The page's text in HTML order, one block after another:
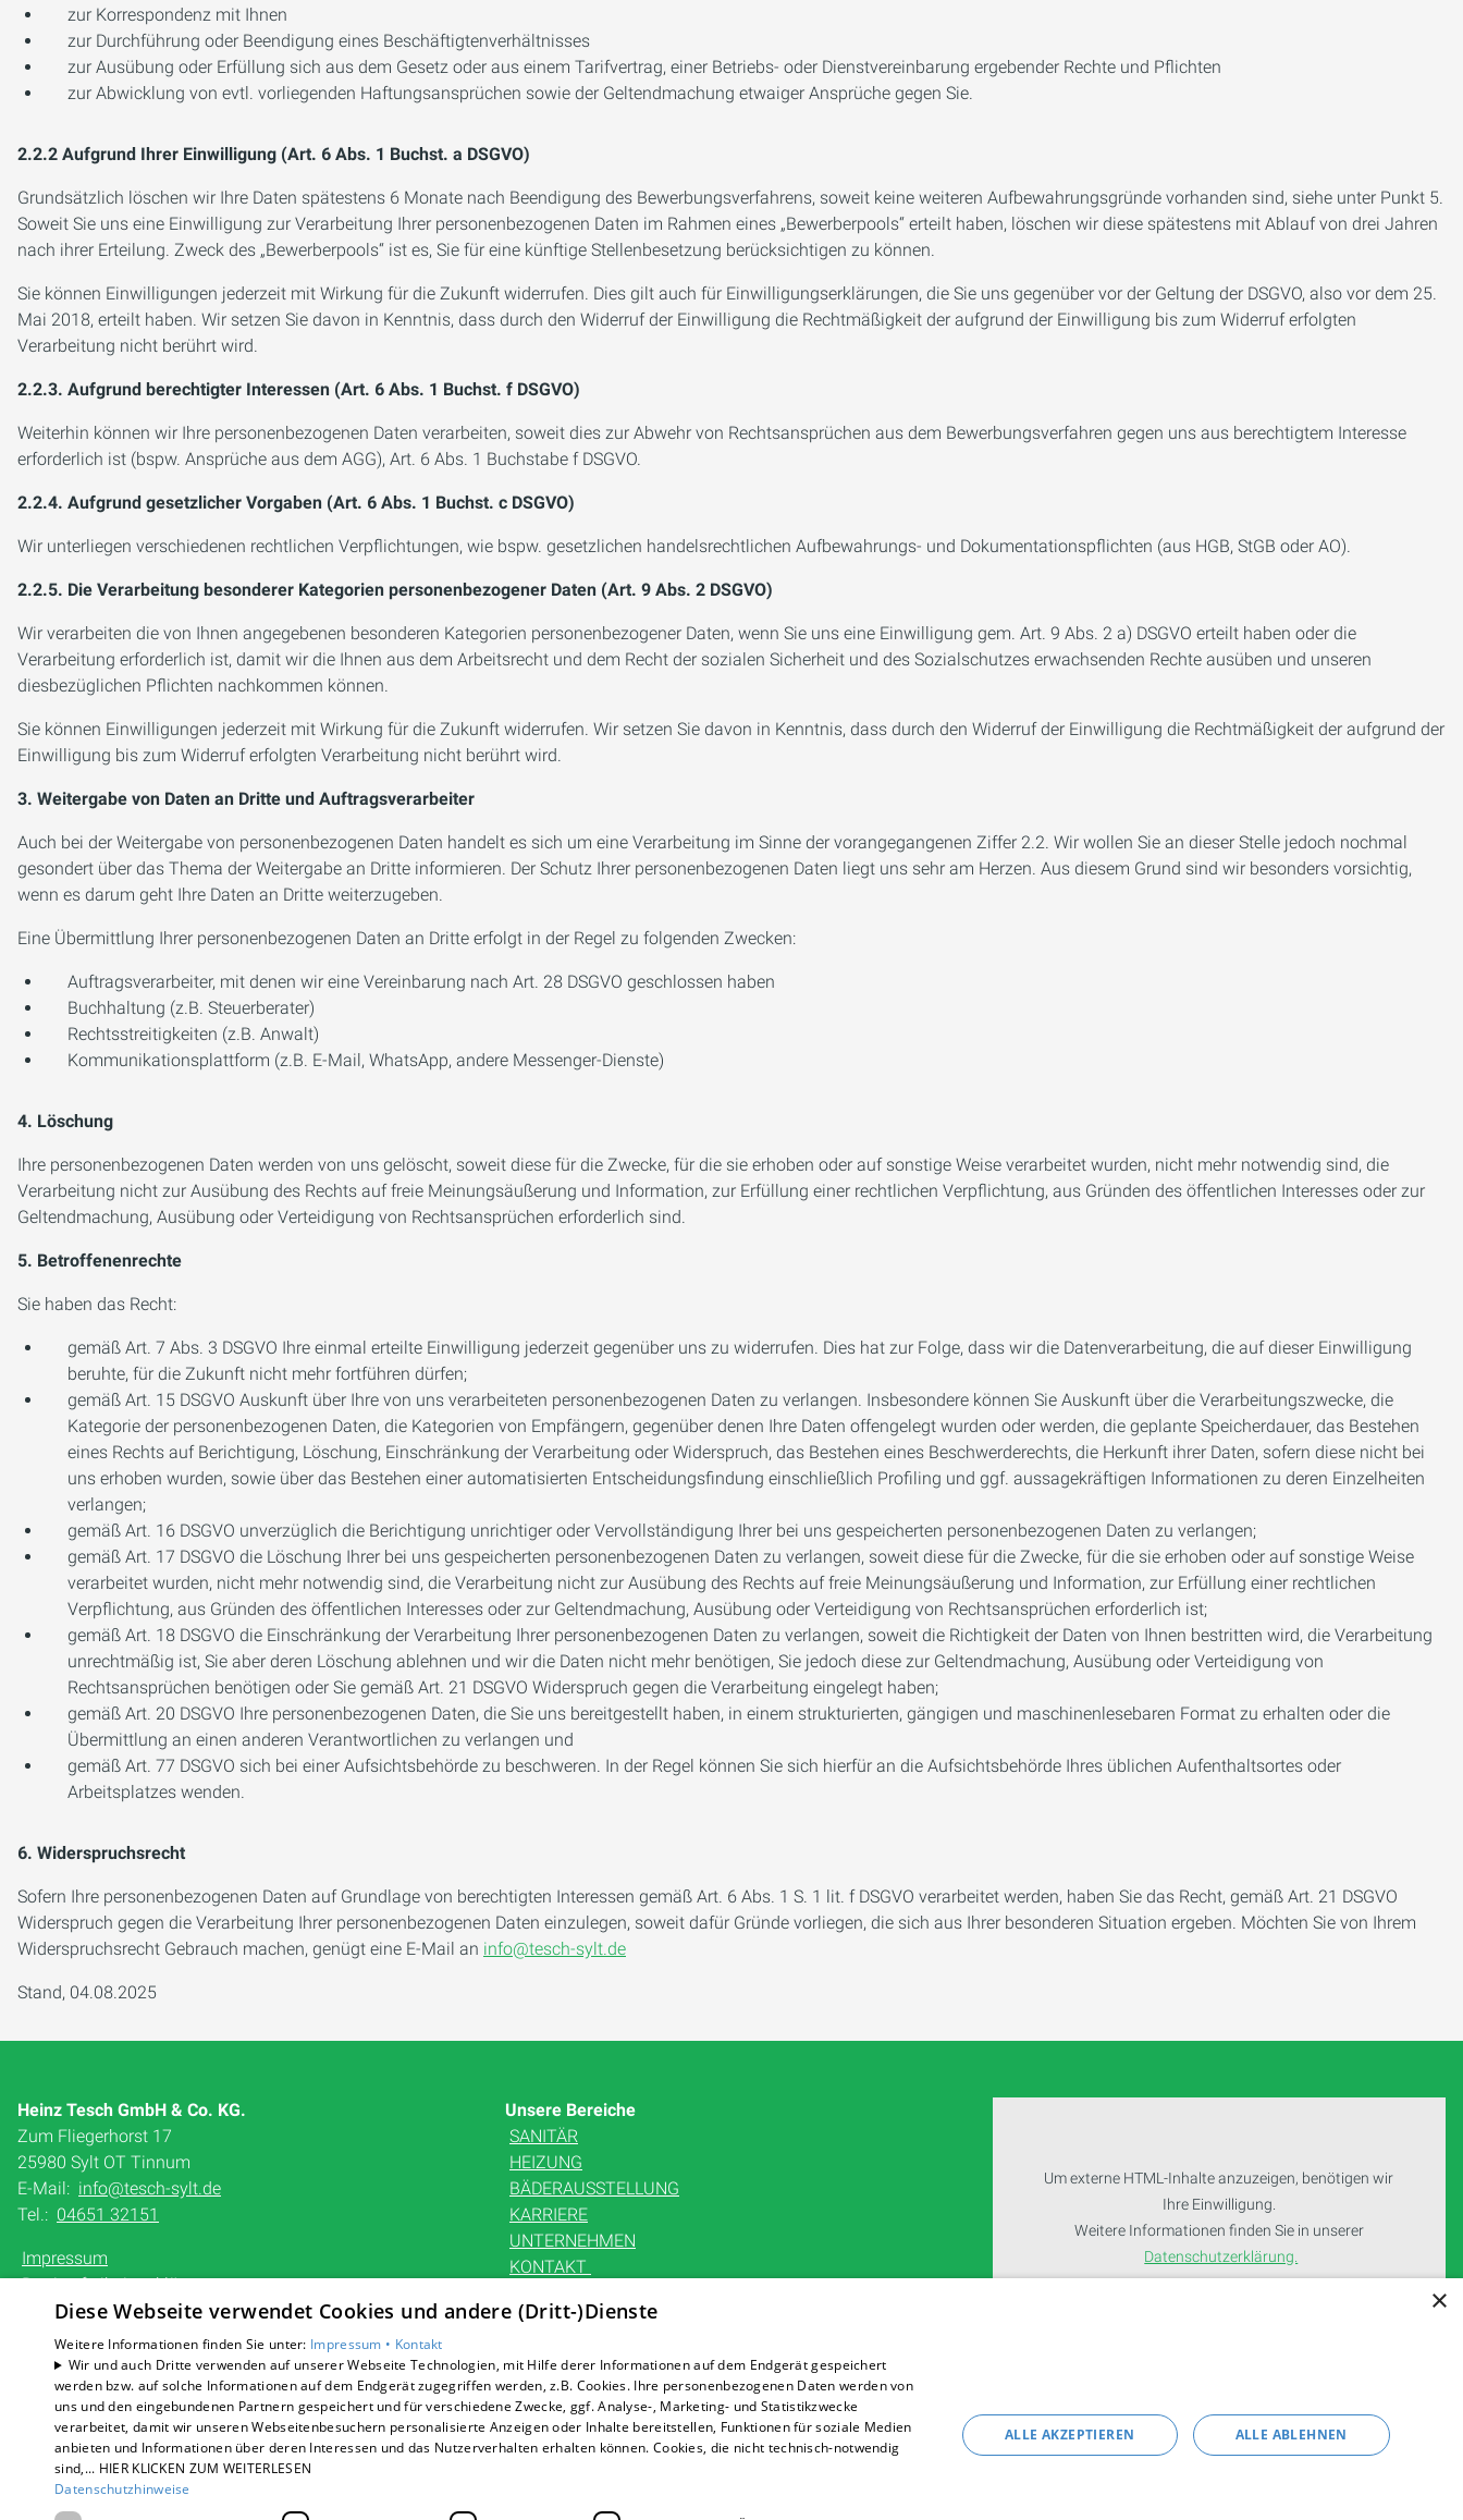
zur Korrespondenz mit Ihnen
zur Durchführung oder Beendigung eines Beschäftigtenverhältnisses
zur Ausübung oder Erfüllung sich aus dem Gesetz oder aus einem Tarifvertrag, einer Betriebs- oder Dienstvereinbarung ergebender Rechte und Pflichten
zur Abwicklung von evtl. vorliegenden Haftungsansprüchen sowie der Geltendmachung etwaiger Ansprüche gegen Sie.
2.2.2 Aufgrund Ihrer Einwilligung (Art. 6 Abs. 1 Buchst. a DSGVO)
Grundsätzlich löschen wir Ihre Daten spätestens 6 Monate nach Beendigung des Bewerbungsverfahrens, soweit keine weiteren Aufbewahrungsgründe vorhanden sind, siehe unter Punkt 5.
Soweit Sie uns eine Einwilligung zur Verarbeitung Ihrer personenbezogenen Daten im Rahmen eines „Bewerberpools“ erteilt haben, löschen wir diese spätestens mit Ablauf von drei Jahren
nach ihrer Erteilung. Zweck des „Bewerberpools“ ist es, Sie für eine künftige Stellenbesetzung berücksichtigen zu können.
Sie können Einwilligungen jederzeit mit Wirkung für die Zukunft widerrufen. Dies gilt auch für Einwilligungserklärungen, die Sie uns gegenüber vor der Geltung der DSGVO, also vor dem 25.
Mai 2018, erteilt haben. Wir setzen Sie davon in Kenntnis, dass durch den Widerruf der Einwilligung die Rechtmäßigkeit der aufgrund der Einwilligung bis zum Widerruf erfolgten
Verarbeitung nicht berührt wird.
2.2.3. Aufgrund berechtigter Interessen (Art. 6 Abs. 1 Buchst. f DSGVO)
Weiterhin können wir Ihre personenbezogenen Daten verarbeiten, soweit dies zur Abwehr von Rechtsansprüchen aus dem Bewerbungsverfahren gegen uns aus berechtigtem Interesse
erforderlich ist (bspw. Ansprüche aus dem AGG), Art. 6 Abs. 1 Buchstabe f DSGVO.
2.2.4. Aufgrund gesetzlicher Vorgaben (Art. 6 Abs. 1 Buchst. c DSGVO)
Wir unterliegen verschiedenen rechtlichen Verpflichtungen, wie bspw. gesetzlichen handelsrechtlichen Aufbewahrungs- und Dokumentationspflichten (aus HGB, StGB oder AO).
2.2.5. Die Verarbeitung besonderer Kategorien personenbezogener Daten (Art. 9 Abs. 2 DSGVO)
Wir verarbeiten die von Ihnen angegebenen besonderen Kategorien personenbezogener Daten, wenn Sie uns eine Einwilligung gem. Art. 9 Abs. 2 a) DSGVO erteilt haben oder die
Verarbeitung erforderlich ist, damit wir die Ihnen aus dem Arbeitsrecht und dem Recht der sozialen Sicherheit und des Sozialschutzes erwachsenden Rechte ausüben und unseren
diesbezüglichen Pflichten nachkommen können.
Sie können Einwilligungen jederzeit mit Wirkung für die Zukunft widerrufen. Wir setzen Sie davon in Kenntnis, dass durch den Widerruf der Einwilligung die Rechtmäßigkeit der aufgrund der
Einwilligung bis zum Widerruf erfolgten Verarbeitung nicht berührt wird.
3. Weitergabe von Daten an Dritte und Auftragsverarbeiter
Auch bei der Weitergabe von personenbezogenen Daten handelt es sich um eine Verarbeitung im Sinne der vorangegangenen Ziffer 2.2. Wir wollen Sie an dieser Stelle jedoch nochmal
gesondert über das Thema der Weitergabe an Dritte informieren. Der Schutz Ihrer personenbezogenen Daten liegt uns sehr am Herzen. Aus diesem Grund sind wir besonders vorsichtig,
wenn es darum geht Ihre Daten an Dritte weiterzugeben.
Eine Übermittlung Ihrer personenbezogenen Daten an Dritte erfolgt in der Regel zu folgenden Zwecken:
Auftragsverarbeiter, mit denen wir eine Vereinbarung nach Art. 28 DSGVO geschlossen haben
Buchhaltung (z.B. Steuerberater)
Rechtsstreitigkeiten (z.B. Anwalt)
Kommunikationsplattform (z.B. E-Mail, WhatsApp, andere Messenger-Dienste)
4. Löschung
Ihre personenbezogenen Daten werden von uns gelöscht, soweit diese für die Zwecke, für die sie erhoben oder auf sonstige Weise verarbeitet wurden, nicht mehr notwendig sind, die
Verarbeitung nicht zur Ausübung des Rechts auf freie Meinungsäußerung und Information, zur Erfüllung einer rechtlichen Verpflichtung, aus Gründen des öffentlichen Interesses oder zur
Geltendmachung, Ausübung oder Verteidigung von Rechtsansprüchen erforderlich sind.
5. Betroffenenrechte
Sie haben das Recht:
gemäß Art. 7 Abs. 3 DSGVO Ihre einmal erteilte Einwilligung jederzeit gegenüber uns zu widerrufen. Dies hat zur Folge, dass wir die Datenverarbeitung, die auf dieser Einwilligung
beruhte, für die Zukunft nicht mehr fortführen dürfen;
gemäß Art. 15 DSGVO Auskunft über Ihre von uns verarbeiteten personenbezogenen Daten zu verlangen. Insbesondere können Sie Auskunft über die Verarbeitungszwecke, die
Kategorie der personenbezogenen Daten, die Kategorien von Empfängern, gegenüber denen Ihre Daten offengelegt wurden oder werden, die geplante Speicherdauer, das Bestehen
eines Rechts auf Berichtigung, Löschung, Einschränkung der Verarbeitung oder Widerspruch, das Bestehen eines Beschwerderechts, die Herkunft ihrer Daten, sofern diese nicht bei
uns erhoben wurden, sowie über das Bestehen einer automatisierten Entscheidungsfindung einschließlich Profiling und ggf. aussagekräftigen Informationen zu deren Einzelheiten
verlangen;
gemäß Art. 16 DSGVO unverzüglich die Berichtigung unrichtiger oder Vervollständigung Ihrer bei uns gespeicherten personenbezogenen Daten zu verlangen;
gemäß Art. 17 DSGVO die Löschung Ihrer bei uns gespeicherten personenbezogenen Daten zu verlangen, soweit diese für die Zwecke, für die sie erhoben oder auf sonstige Weise
verarbeitet wurden, nicht mehr notwendig sind, die Verarbeitung nicht zur Ausübung des Rechts auf freie Meinungsäußerung und Information, zur Erfüllung einer rechtlichen
Verpflichtung, aus Gründen des öffentlichen Interesses oder zur Geltendmachung, Ausübung oder Verteidigung von Rechtsansprüchen erforderlich ist;
gemäß Art. 18 DSGVO die Einschränkung der Verarbeitung Ihrer personenbezogenen Daten zu verlangen, soweit die Richtigkeit der Daten von Ihnen bestritten wird, die Verarbeitung
unrechtmäßig ist, Sie aber deren Löschung ablehnen und wir die Daten nicht mehr benötigen, Sie jedoch diese zur Geltendmachung, Ausübung oder Verteidigung von
Rechtsansprüchen benötigen oder Sie gemäß Art. 21 DSGVO Widerspruch gegen die Verarbeitung eingelegt haben;
gemäß Art. 20 DSGVO Ihre personenbezogenen Daten, die Sie uns bereitgestellt haben, in einem strukturierten, gängigen und maschinenlesebaren Format zu erhalten oder die
Übermittlung an einen anderen Verantwortlichen zu verlangen und
gemäß Art. 77 DSGVO sich bei einer Aufsichtsbehörde zu beschweren. In der Regel können Sie sich hierfür an die Aufsichtsbehörde Ihres üblichen Aufenthaltsortes oder
Arbeitsplatzes wenden.
6. Widerspruchsrecht
Sofern Ihre personenbezogenen Daten auf Grundlage von berechtigten Interessen gemäß Art. 6 Abs. 1 S. 1 lit. f DSGVO verarbeitet werden, haben Sie das Recht, gemäß Art. 21 DSGVO
Widerspruch gegen die Verarbeitung Ihrer personenbezogenen Daten einzulegen, soweit dafür Gründe vorliegen, die sich aus Ihrer besonderen Situation ergeben. Möchten Sie von Ihrem
Widerspruchsrecht Gebrauch machen, genügt eine E-Mail an info@tesch-sylt.de
Stand, 04.08.2025
Heinz Tesch GmbH & Co. KG.
Zum Fliegerhorst 17
25980 Sylt OT Tinnum
E-Mail: info@tesch-sylt.de
Tel.: 04651 32151
Impressum
Barrierefreiheitserklärung
Datenschutzerklärung
AGB
Unsere Bereiche
SANITÄR
HEIZUNG
BÄDERAUSSTELLUNG
KARRIERE
UNTERNEHMEN
KONTAKT
Um externe HTML-Inhalte anzuzeigen, benötigen wir
Ihre Einwilligung.
Weitere Informationen finden Sie in unserer
Datenschutzerklärung.
×
Diese Webseite verwendet Cookies und andere (Dritt-)Dienste
Weitere Informationen finden Sie unter: Impressum • Kontakt
Wir und auch Dritte verwenden auf unserer Webseite Technologien, mit Hilfe derer Informationen auf dem Endgerät gespeichert
werden bzw. auf solche Informationen auf dem Endgerät zugegriffen werden, z.B. Cookies. Ihre personenbezogenen Daten werden von
uns und den eingebundenen Partnern gespeichert und für verschiedene Zwecke, ggf. Analyse-, Marketing- und Statistikzwecke
verarbeitet, damit wir unseren Webseitenbesuchern personalisierte Anzeigen oder Inhalte bereitstellen, Funktionen für soziale Medien
anbieten und Informationen über deren Interessen und das Nutzerverhalten erhalten können. Cookies, die nicht technisch-notwendig
sind,... HIER KLICKEN ZUM WEITERLESEN
Datenschutzhinweise
ALLE AKZEPTIEREN ALLE ABLEHNEN